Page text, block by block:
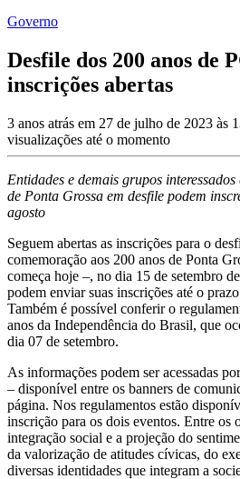
Governo
Desfile dos 200 anos de
inscrições abertas
3 anos atrás em 27 de julho de 2023 às
visualizações até o momento
Entidades e demais grupos
de Ponta Grossa em desfile podem
agosto
Seguem abertas as inscrições para o
comemoração aos 200 anos de Ponta
começa hoje –, no dia 15 de setembro
podem enviar suas inscrições até o
Também é possível conferir o
anos da Independência do Brasil, que
dia 07 de setembro.
As informações podem ser acessadas
– disponível entre os banners de
página. Nos regulamentos estão
inscrição para os dois eventos. Entre os
integração social e a projeção do
da valorização de atitudes cívicas, do
diversas identidades que integram a